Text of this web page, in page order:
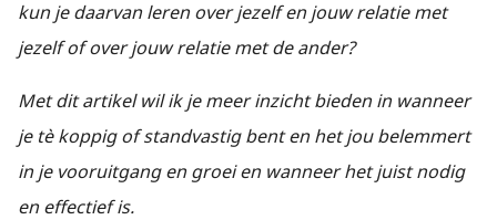
kun je daarvan leren over jezelf en jouw relatie met
jezelf of over jouw relatie met de ander?
Met dit artikel wil ik je meer inzicht bieden in wanneer
je tè koppig of standvastig bent en het jou belemmert
in je vooruitgang en groei en wanneer het juist nodig
en effectief is.